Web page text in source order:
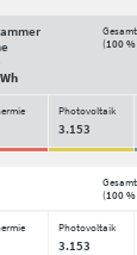
(100
Photovoltaik
3.153
(100
Photovoltaik
3.153